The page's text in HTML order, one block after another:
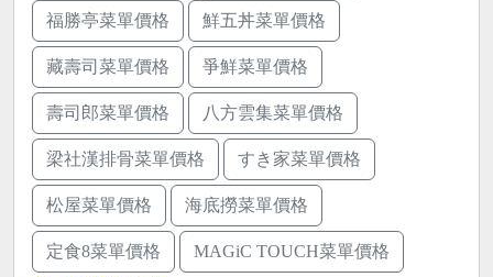
福勝亭菜單價格 鮮五丼菜單價格
藏壽司菜單價格 爭鮮菜單價格
壽司郎菜單價格 八方雲集菜單價格
梁社漢排骨菜單價格 すき家菜單價格
松屋菜單價格 海底撈菜單價格
定食8菜單價格 MAGiC TOUCH菜單價格